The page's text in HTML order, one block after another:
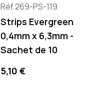
Réf.269-PS-119
Strips Evergreen
0,4mm x 6,3mm -
Sachet de 10
Precio
5,10 €